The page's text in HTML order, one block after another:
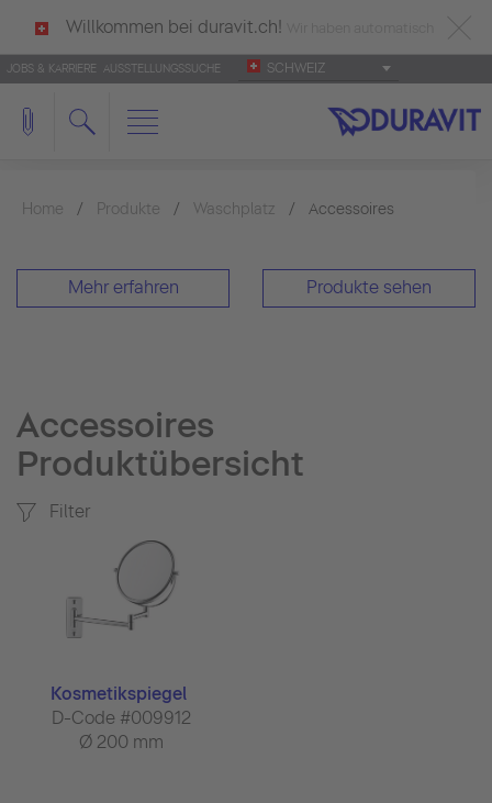
Willkommen bei duravit.ch!
deutsch als Ihre Sprache erkannt.
Français Italiano
JOBS & KARRIERE AUSSTELLUNGSSUCHE SCHWEIZ
Home Produkte Waschplatz Accessoires
Mehr erfahren Produkte sehen
Accessoires
Produktübersicht
Filter
Kosmetikspiegel
D-Code #009912
Ø 200 mm